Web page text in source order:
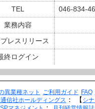
TEL
046-834-
業務内容
レスリリース
終ログイン
異業種ネット ご利用ガイド FAQ
通信社ホールディングス ： 【 シ